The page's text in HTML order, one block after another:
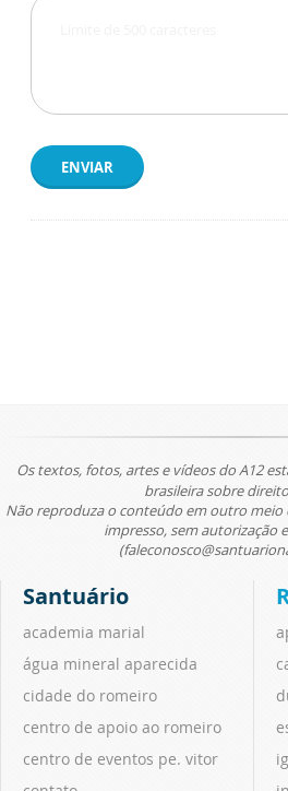
ENVIAR
Os textos, fotos, artes e vídeos do A12
brasileira sobre
Não reproduza o conteúdo em outro meio
impresso, sem autorização
Santuário
academia marial
água mineral aparecida
cidade do romeiro
centro de apoio ao romeiro
centro de eventos pe. vitor